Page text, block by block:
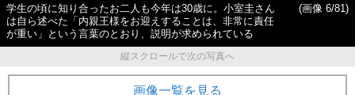
学生の頃に知り合ったお二人も今年は30歳に。小室圭さん
は自ら述べた「内親王様をお迎えすることは、非常に責任
が重い」という言葉のとおり、説明が求められている
(画像 6/81)
縦スクロールで次の写真へ
画像一覧を見る